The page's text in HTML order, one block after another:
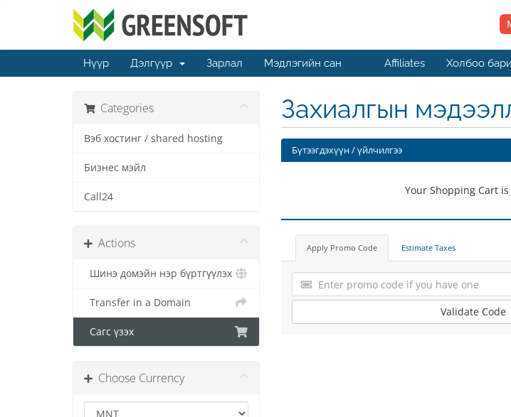
Нүүр Дэлгүүр Зарлал Мэдлэгийн сан Affiliates Холбоо
Categories
Вэб хостинг / shared hosting
Бизнес мэйл
Call24
Actions
Шинэ домэйн нэр бүртгүүлэх
Transfer in a Domain
Сагс үзэх
Choose Currency
Захиалгын
Бүтээгдэхүүн / үйлчилгээ
Your Shopping Cart
Apply Promo Code Estimate Taxes
Validate Code